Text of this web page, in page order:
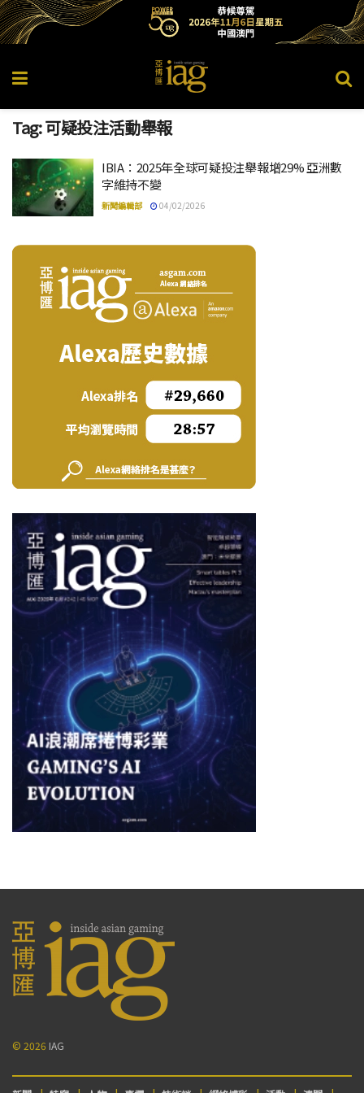
Tag:可疑投注活動舉報
IBIA：2025年全球可疑投注舉報增29% 亞洲數
字維持不變
新聞編輯部 04/02/2026
© 2026 IAG